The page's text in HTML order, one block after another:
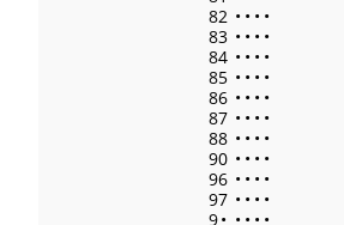
82 • • • •
83 • • • •
84 • • • •
85 • • • •
86 • • • •
87 • • • •
88 • • • •
90 • • • •
96 • • • •
97 • • • •
9• • • • •